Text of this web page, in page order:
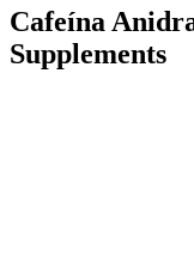
Cafeína
Supplements